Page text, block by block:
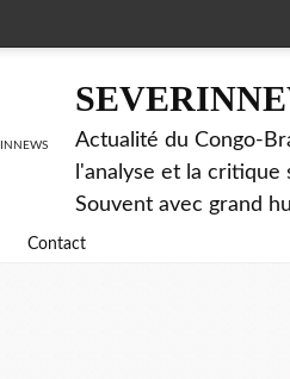
Actualité du Congo-
l'analyse et la
Souvent avec grand
Contact